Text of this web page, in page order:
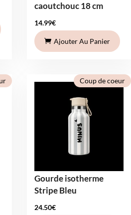
caoutchouc 18 cm
14.99€
Ajouter Au Panier
Coup de coeur
Gourde isotherme
Stripe Bleu
24.50€